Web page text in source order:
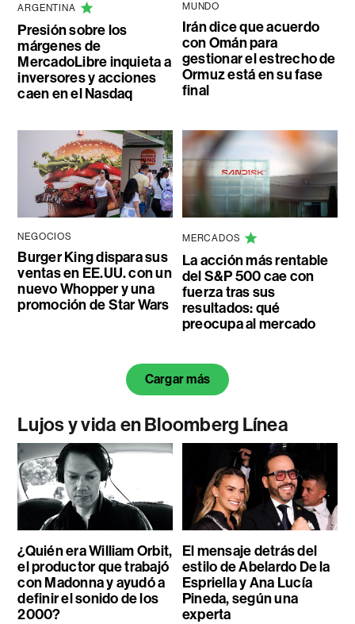
ARGENTINA
Presión sobre los
márgenes de
MercadoLibre inquieta a
inversores y acciones
caen en el Nasdaq
MUNDO
Irán dice que acuerdo
con Omán para
gestionar el estrecho de
Ormuz está en su fase
final
NEGOCIOS
Burger King dispara sus
ventas en EE.UU. con un
nuevo Whopper y una
promoción de Star Wars
MERCADOS
La acción más rentable
del S&P 500 cae con
fuerza tras sus
resultados: qué
preocupa al mercado
Cargar más
Lujos y vida en Bloomberg Línea
¿Quién era William Orbit,
el productor que trabajó
con Madonna y ayudó a
definir el sonido de los
2000?
El mensaje detrás del
estilo de Abelardo De la
Espriella y Ana Lucía
Pineda, según una
experta